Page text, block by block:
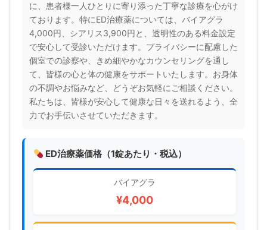
に、患者様一人ひとりに寄り添った丁寧な診療を心がけ
ております。特にED治療薬については、バイアグラ
4,000円、シアリス3,900円と、透明性のある料金設定
で安心して受診いただけます。プライバシーに配慮した
個室での診察や、きめ細やかなカウンセリングを通し
て、皆様の心と体の健康をサポートいたします。お身体
の不調やお悩みなど、どうぞお気軽にご相談ください。
私たちは、皆様が安心して健康な日々を送れるよう、全
力でお手伝いさせていただきます。
ED治療薬価格（1錠あたり・税込）
バイアグラ
¥4,000